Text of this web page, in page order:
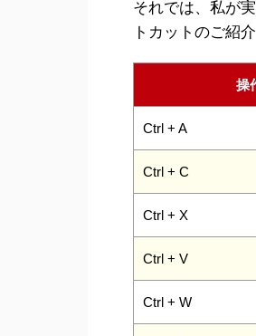
それでは、私が
トカットのご紹
操
Ctrl + A
Ctrl + C
Ctrl + X
Ctrl + V
Ctrl + W